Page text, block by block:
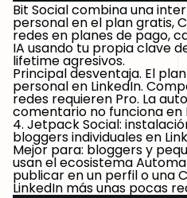
Bit Social combina una
personal en el plan gratis,
redes en planes de pago,
IA usando tu propia clave
lifetime agresivos.
Principal desventaja. El
personal en LinkedIn.
redes requieren Pro. La
comentario no funciona en
4. Jetpack Social:
bloggers individuales en
Mejor para: bloggers y
usan el ecosistema
publicar en un perfil o una
LinkedIn más unas pocas